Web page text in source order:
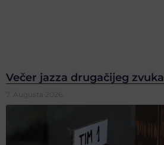
Večer jazza drugačijeg zvuka
7. Augusta 2026.